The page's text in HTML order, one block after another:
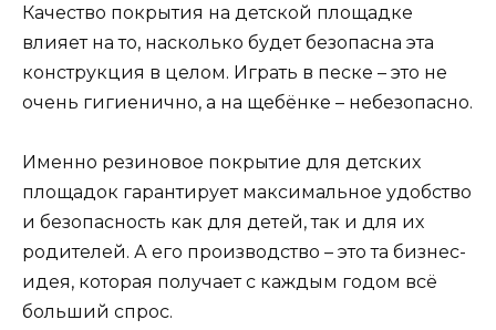
Качество покрытия на детской площадке
влияет на то, насколько будет безопасна эта
конструкция в целом. Играть в песке – это не
очень гигиенично, а на щебёнке – небезопасно.
Именно резиновое покрытие для детских
площадок гарантирует максимальное удобство
и безопасность как для детей, так и для их
родителей. А его производство – это та бизнес-
идея, которая получает с каждым годом всё
больший спрос.